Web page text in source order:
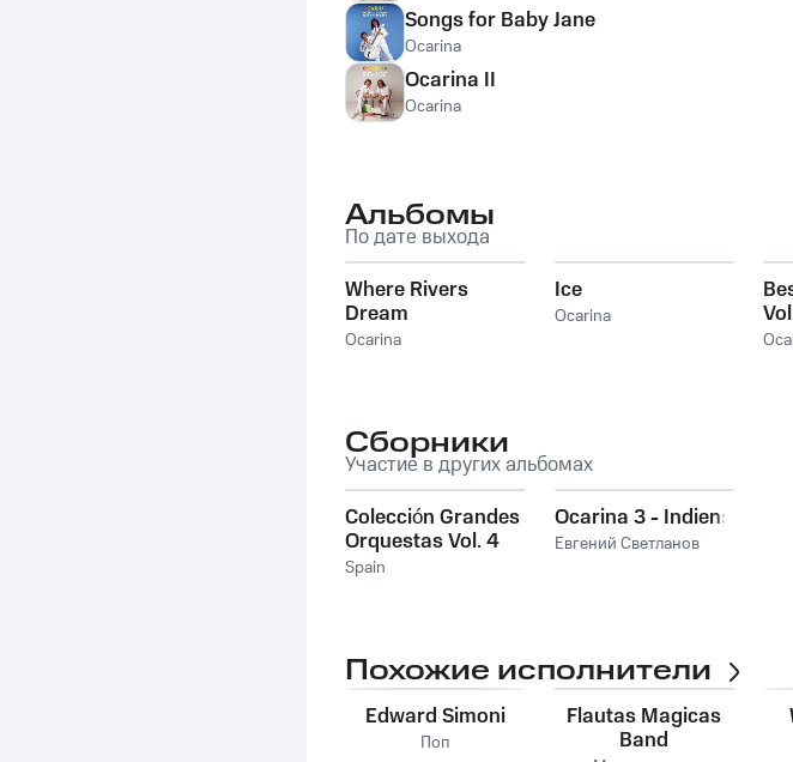
Songs for Baby Jane
Ocarina
Ocarina II
Ocarina
Альбомы
По дате выхода
Where Rivers
Dream
Ocarina
Ice
Ocarina
Сборники
Участие в других альбомах
Colección Grandes
Orquestas Vol. 4
Spain
Ocarina 3 - Indiens
Евгений Светланов
Похожие исполнители
Edward Simoni
Поп
Flautas Magicas
Band